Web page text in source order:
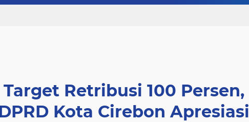
Retribusi 100 Persen,
Kota Cirebon Apresiasi